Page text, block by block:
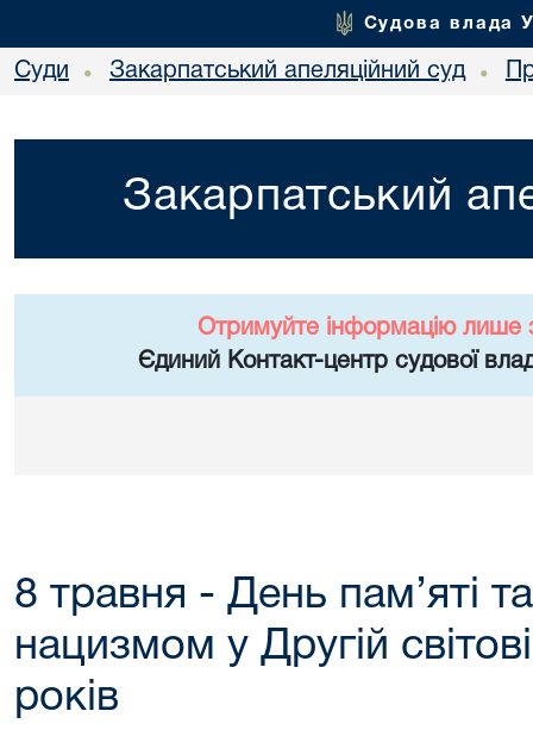
Судова влада
Суди • Закарпатський апеляційний суд •
Закарпатський
Отримуйте інформацію лише
Єдиний Контакт-центр судової
8 травня - День пам’яті
нацизмом у Другій
років